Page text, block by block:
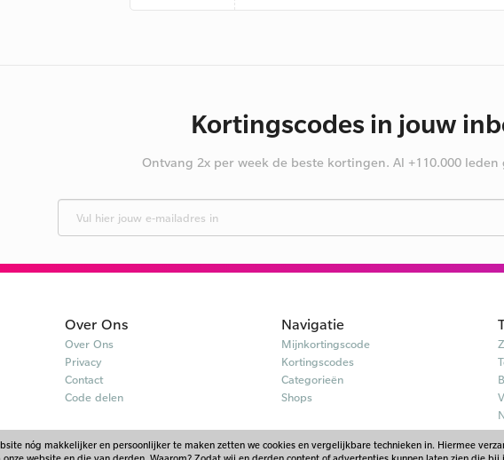
Kortingscodes in jouw
Ontvang 2x per week de beste kortingen. Al +110.000 leden
Over Ons
Over Ons
Privacy
Contact
Code delen
Navigatie
Mijnkortingscode
Kortingscodes
Categorieën
Shops
nóg makkelijker en persoonlijker te maken zetten we cookies en vergelijkbare technieken in. Hiermee